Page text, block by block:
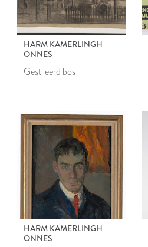
HARM KAMERLINGH
ONNES
Gestileerd bos
HARM KAMERLINGH
ONNES